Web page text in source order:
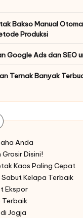
Bakso Manual
Produksi
Google Ads dan SEO
Ternak Banyak
Anda
Grosir Disini!
Kaos Paling Cepat
Kelapa Terbaik
Ekspor
Terbaik
Jogja